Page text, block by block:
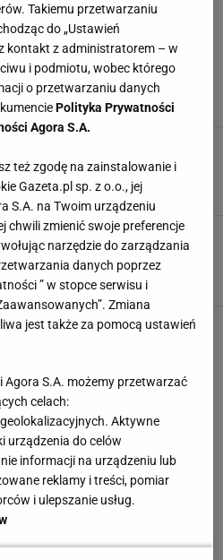
cały stadion Bayernu
ogłosił. "Nie mogło"
15 GRUDNIA 2025, 19:37
początek sezonu
12 SIERPNIA 2023, 23:02
NAJNOWSZE
u Igi Świątek. Szkoda, że
polskich drużyn w Europie. Nie
Jagiellonia [ZAPIS RELACJI]
głównie z Europy Zachodniej.
powstają w Polsce
Takiemu przetwarzaniu
do „Ustawień
kontakt z administratorem – w
i podmiotu, wobec którego
o przetwarzaniu danych
Polityka Prywatności
Agora S.A.
też zgodę na zainstalowanie i
Gazeta.pl sp. z o.o., jej
S.A. na Twoim urządzeniu
chwili zmienić swoje preferencje
narzędzie do zarządzania
danych poprzez
” w stopce serwisu i
Zmiana
jest także za pomocą ustawień
Agora S.A. możemy przetwarzać
celach:
Aktywne
urządzenia do celów
informacji na urządzeniu lub
reklamy i treści, pomiar
i ulepszanie usług.